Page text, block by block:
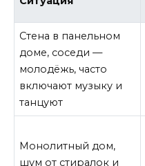
Стена в панельном
доме, соседи —
молодёжь, часто
включают музыку и
танцуют
Монолитный дом,
шум от стиралок и